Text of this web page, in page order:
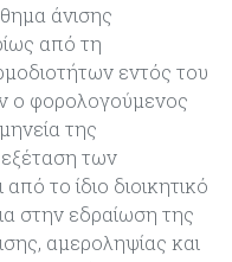
άνισης
από τη
εντός του
ο φορολογούμενος
της
των
το ίδιο διοικητικό
στην εδραίωση της
αμεροληψίας και